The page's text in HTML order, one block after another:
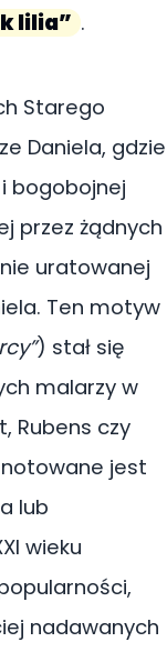
lilia” .
Starego
Daniela, gdzie
bogobojnej
przez żądnych
uratowanej
Ten motyw
) stał się
malarzy w
Rubens czy
jest
lub
wieku
nadawanych